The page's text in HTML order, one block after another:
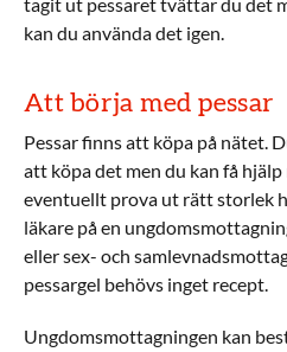
kan du använda det igen.
Att börja med pessar
Pessar finns att köpa på nätet.
att köpa det men du kan få
eventuellt prova ut rätt storlek
läkare på en
eller sex- och
pessargel behövs inget recept.
Ungdomsmottagningen kan